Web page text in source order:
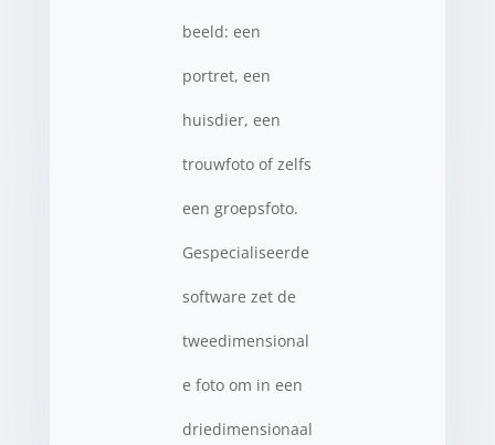
beeld: een
portret, een
huisdier, een
trouwfoto of zelfs
een groepsfoto.
Gespecialiseerde
software zet de
tweedimensional
e foto om in een
driedimensionaal